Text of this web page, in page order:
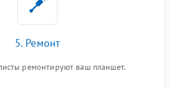
5. Ремонт
ремонтируют ваш планшет.